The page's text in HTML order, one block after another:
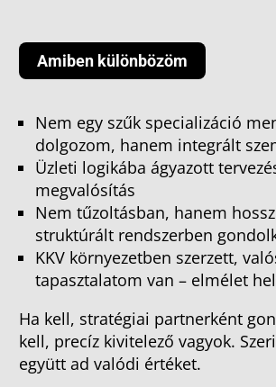
Amiben különbözöm
Nem egy szűk specializáció
dolgozom, hanem integrált
Üzleti logikába ágyazott
megvalósítás
Nem tűzoltásban, hanem
struktúrált rendszerben
KKV környezetben szerzett,
tapasztalatom van – elmélet
Ha kell, stratégiai partnerként
kell, precíz kivitelező vagyok.
együtt ad valódi értéket.